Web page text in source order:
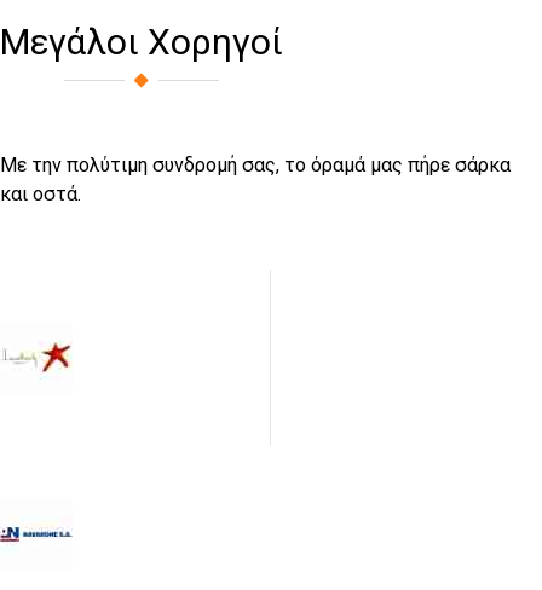
Μεγάλοι Χορηγοί
Με την πολύτιμη συνδρομή σας, το όραμά μας πήρε σάρκα
και οστά.